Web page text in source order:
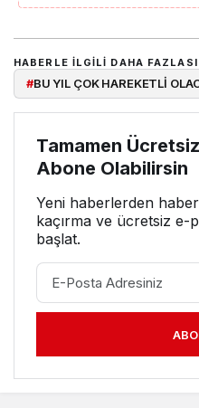
HABERLE ILGILI DAHA FAZLASI
#BU YIL ÇOK HAREKETLİ
Tamamen
Abone Olabilirsin
Yeni haberlerden
kaçırma ve ücretsiz e-
başlat.